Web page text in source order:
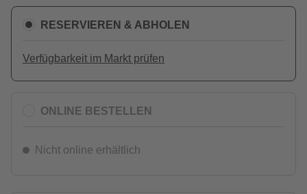
RESERVIEREN & ABHOLEN
Verfügbarkeit im Markt prüfen
ONLINE BESTELLEN
Nicht online erhältlich